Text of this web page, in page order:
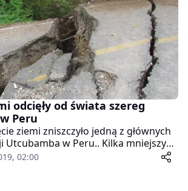
odcięły od świata szereg
Peru
ziemi zniszczyło jedną z głównych
w Peru.. Kilka mniejszych
odciętych od reszty regionu. Nie
02:00